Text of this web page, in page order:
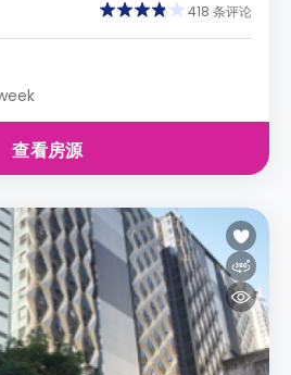
418 条评论
查看房源